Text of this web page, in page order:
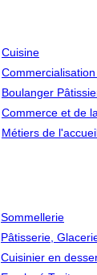
Cuisine
Boulanger
Commerce et de
Métiers de
Sommellerie
Pâtisserie,
Cuisinier en